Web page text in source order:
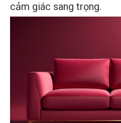
cảm giác sang trọng.